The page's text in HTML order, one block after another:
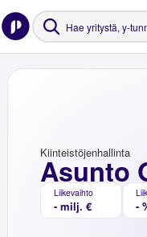
Asunto
Kiinteistöjenhallinta
Liikevaihto
- milj. € -